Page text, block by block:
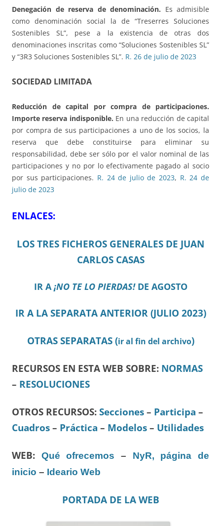
Denegación de reserva de denominación. Es admisible
como denominación social la de “Treserres Soluciones
Sostenibles SL”, pese a la existencia de otras dos
denominaciones inscritas como “Soluciones Sostenibles SL”
y “3R3 Soluciones Sostenibles SL”. R. 26 de julio de 2023
SOCIEDAD LIMITADA
Reducción de capital por compra de participaciones.
Importe reserva indisponible. En una reducción de capital
por compra de sus participaciones a uno de los socios, la
reserva que debe constituirse para eliminar su
responsabilidad, debe ser sólo por el valor nominal de las
participaciones y no por lo efectivamente pagado al socio
por sus participaciones. R. 24 de julio de 2023, R. 24 de
julio de 2023
ENLACES:
LOS TRES FICHEROS GENERALES DE JUAN
CARLOS CASAS
IR A¡NO TE LO PIERDAS!DE AGOSTO
IR A LA SEPARATA ANTERIOR (JULIO 2023)
OTRAS SEPARATAS (ir al fin del archivo)
RECURSOS EN ESTA WEB SOBRE: NORMAS
– RESOLUCIONES
OTROS RECURSOS: Secciones – Participa –
Cuadros – Práctica – Modelos – Utilidades
WEB: Qué ofrecemos – NyR, página de
inicio – Ideario Web
PORTADA DE LA WEB